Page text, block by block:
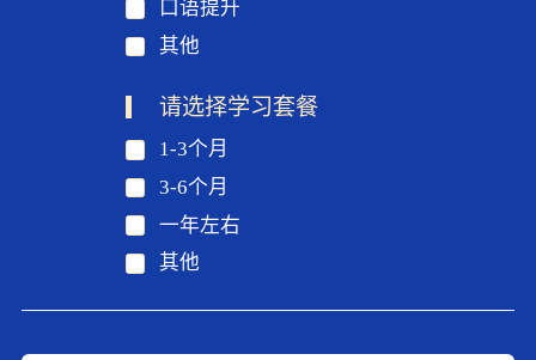
口语提升
其他
请选择学习套餐
1-3个月
3-6个月
一年左右
其他